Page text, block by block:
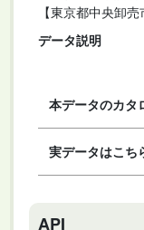
【東京都中央卸売
データ説明
本データのカタ
実データはこち
API